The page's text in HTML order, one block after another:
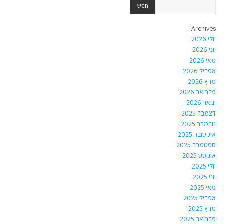
Archives
יולי 2026
יוני 2026
מאי 2026
אפריל 2026
מרץ 2026
פברואר 2026
ינואר 2026
דצמבר 2025
נובמבר 2025
אוקטובר 2025
ספטמבר 2025
אוגוסט 2025
יולי 2025
יוני 2025
מאי 2025
אפריל 2025
מרץ 2025
פברואר 2025